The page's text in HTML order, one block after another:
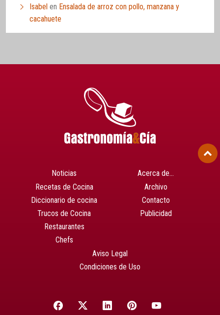
Isabel en Ensalada de arroz con pollo, manzana y
cacahuete
Noticias
Recetas de Cocina
Diccionario de cocina
Trucos de Cocina
Restaurantes
Chefs
Acerca de…
Archivo
Contacto
Publicidad
Aviso Legal
Condiciones de Uso